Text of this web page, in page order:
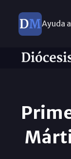
Ayuda